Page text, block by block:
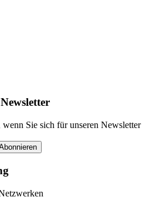
Sie sich für unseren Newsletter